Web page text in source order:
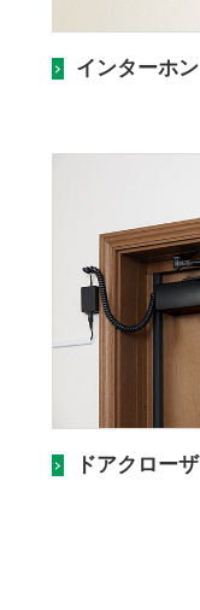
インターホン
ドアクローザ